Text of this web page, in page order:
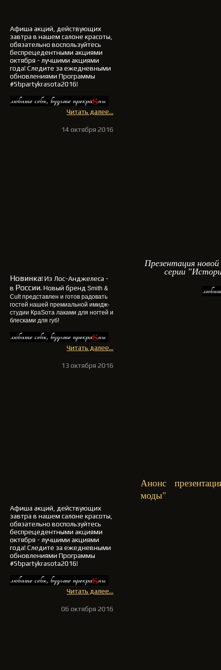
Афиша акций, действующих
завтра в нашем салоне красоты,
обязательно воспользуйтесь
беспрецедентными акциями
октября - лучшими акциями
года! Следите за ежедневными
обновлениями Программы
#5bpartykrasota2016!
Читать далее...
14 октября 2016
Новинка! Из Лос-Анджелеса -
в России. Новый бренд Smith &
Cult представлен и готов радовать
гостей нашей премиальной имидж-
студии КраSота лаками для ногтей и
блесками для губ!
Читать далее...
13 октября 2016
Афиша акций, действующих
завтра в нашем салоне красоты,
обязательно воспользуйтесь
беспрецедентными акциями
октября - лучшими акциями
года! Следите за ежедневными
обновлениями Программы
#5bpartykrasota2016!
Читать далее...
06 октября 2016
Презентация
серии
Анонс
моды"